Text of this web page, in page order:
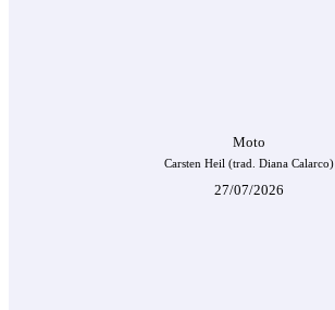
Moto
Carsten Heil (trad. Diana Calarco)
27/07/2026